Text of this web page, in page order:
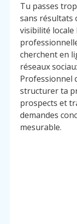
Tu passes
sans résultats
visibilité locale
cherchent en
réseaux
Professionnel
structurer ta
prospects et
demandes
mesurable.